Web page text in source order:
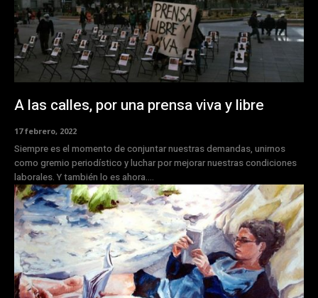
A las calles, por una prensa viva y libre
17 febrero, 2022
Siempre es el momento de conjuntar nuestras demandas, unirnos
como gremio periodístico y luchar por mejorar nuestras condiciones
laborales. Y también lo es ahora....